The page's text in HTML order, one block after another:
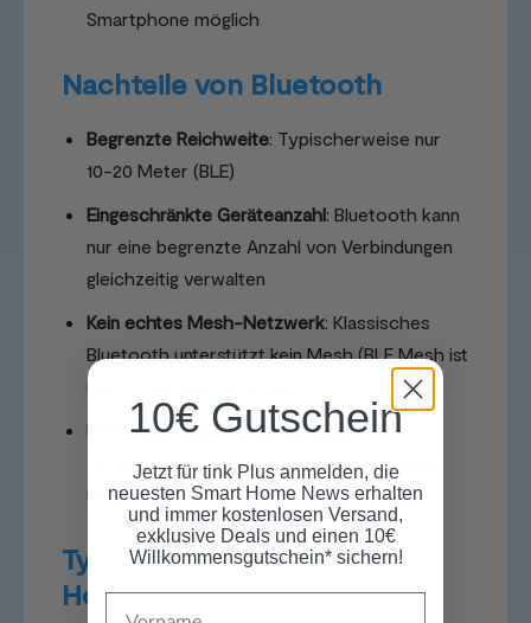
Smartphone möglich
Nachteile von Bluetooth
Begrenzte Reichweite: Typischerweise nur
10-20 Meter (BLE)
Eingeschränkte Geräteanzahl: Bluetooth kann
nur eine begrenzte Anzahl von Verbindungen
gleichzeitig verwalten
Kein echtes Mesh-Netzwerk: Klassisches
Bluetooth unterstützt kein Mesh (BLE Mesh ist
noch nicht weit verbreitet)
Fernsteuerung benötigt Zentrale: Ohne
Zentrale ist keine Steuerung von unterwegs
möglich
Typische Bluetooth-Smart
Home-Geräte
10€ Gutschein
Jetzt für tink Plus anmelden, die
neuesten Smart Home News erhalten
und immer kostenlosen Versand,
exklusive Deals und einen 10€
Willkommensgutschein* sichern!